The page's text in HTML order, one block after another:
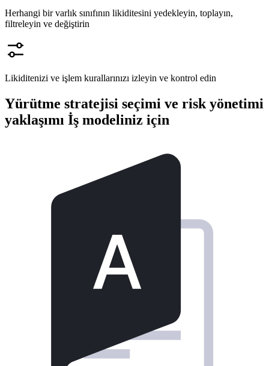
Herhangi bir varlık sınıfının likiditesini yedekleyin, toplayın,
filtreleyin ve değiştirin
Likiditenizi ve işlem kurallarınızı izleyin ve kontrol edin
Yürütme stratejisi seçimi ve risk yönetimi
yaklaşımı İş modeliniz için